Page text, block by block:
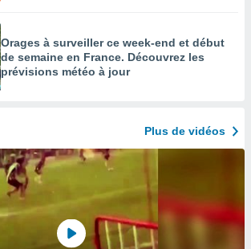
Orages à surveiller ce week-end et début
de semaine en France. Découvrez les
prévisions météo à jour
Plus de vidéos